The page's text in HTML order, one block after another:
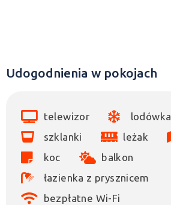
Udogodnienia w pokojach
telewizor lodówka
szklanki
leżak
koc
balkon
łazienka z prysznicem
bezpłatne Wi-Fi